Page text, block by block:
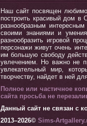
Наш сайт посвящен
построить красивый дом в
разнообразным
своими знаниями и
разнообразить игровой
персонажи живут очень
им большую свободу
увлечением. Но важно не
увлекательный мир,
творчеству, найдет в ней
Полное или частичное
сайта просьба не
Данный сайт не связан с
2013–2026© Sims-